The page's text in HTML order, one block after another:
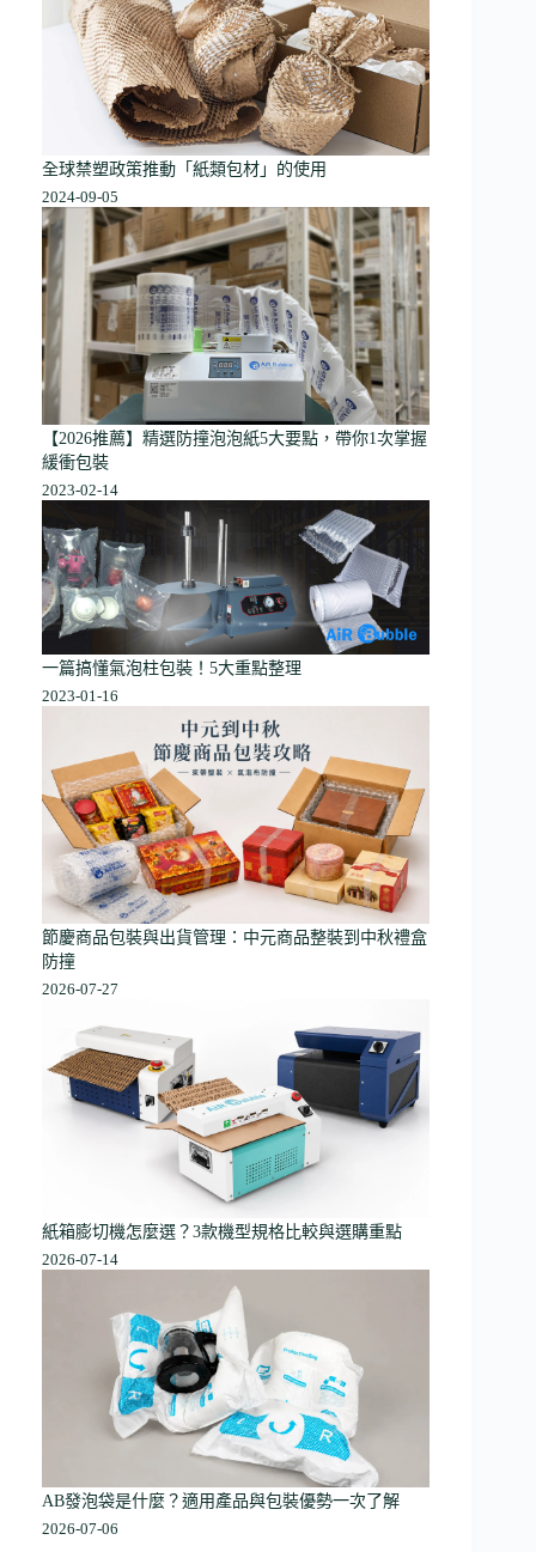
全球禁塑政策推動「紙類包材」的使用
2024-09-05
【2026推薦】精選防撞泡泡紙5大要點，帶你1次掌握
緩衝包裝
2023-02-14
一篇搞懂氣泡柱包裝！5大重點整理
2023-01-16
節慶商品包裝與出貨管理：中元商品整裝到中秋禮盒
防撞
2026-07-27
紙箱膨切機怎麼選？3款機型規格比較與選購重點
2026-07-14
AB發泡袋是什麼？適用產品與包裝優勢一次了解
2026-07-06